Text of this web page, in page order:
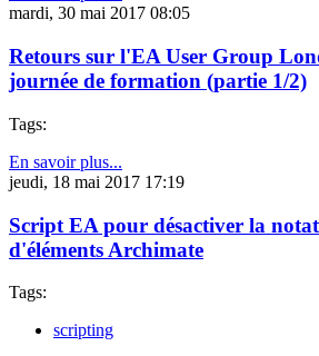
mardi, 30 mai 2017 08:05
Retours sur l'EA User Group
journée de formation (partie 1/2)
Tags:
En savoir plus...
jeudi, 18 mai 2017 17:19
Script EA pour désactiver la
d'éléments Archimate
Tags:
scripting